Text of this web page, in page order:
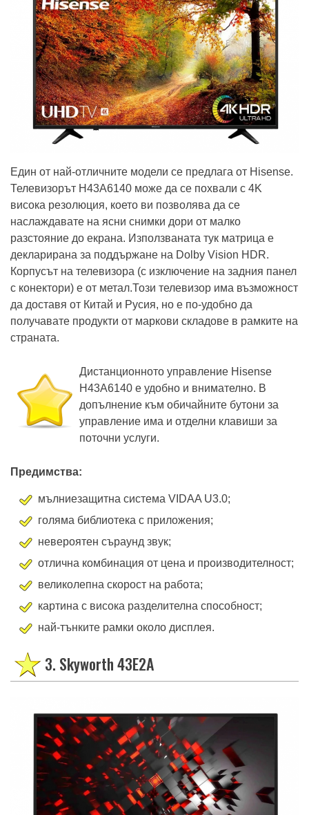
Един от най-отличните модели се предлага от Hisense.
Телевизорът H43A6140 може да се похвали с 4K
висока резолюция, което ви позволява да се
наслаждавате на ясни снимки дори от малко
разстояние до екрана. Използваната тук матрица е
декларирана за поддържане на Dolby Vision HDR.
Корпусът на телевизора (с изключение на задния панел
с конектори) е от метал.Този телевизор има възможност
да доставя от Китай и Русия, но е по-удобно да
получавате продукти от маркови складове в рамките на
Дистанционното управление Hisense
H43A6140 е удобно и внимателно. В
допълнение към обичайните бутони за
управление има и отделни клавиши за
мълниезащитна система VIDAA U3.0;
голяма библиотека с приложения;
невероятен съраунд звук;
отлична комбинация от цена и производителност;
великолепна скорост на работа;
картина с висока разделителна способност;
3. Skyworth 43E2A